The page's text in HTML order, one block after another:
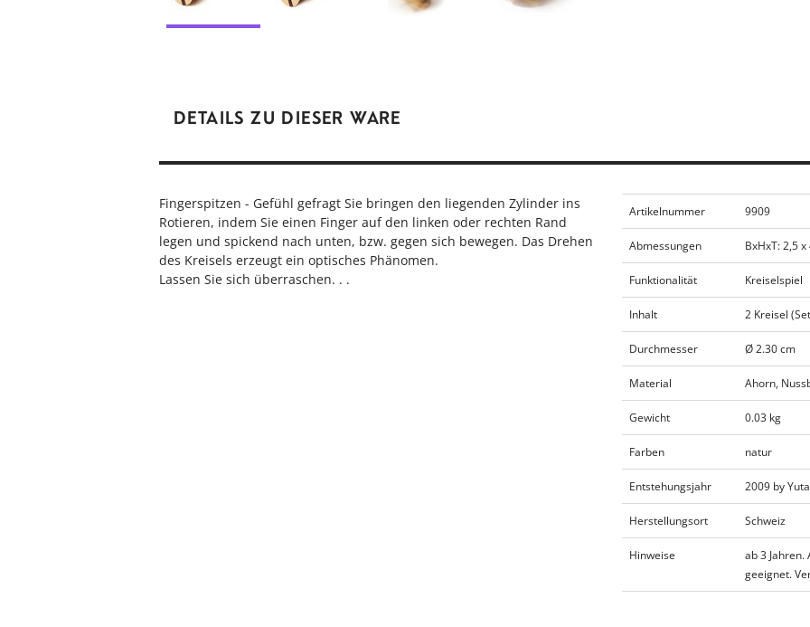
DETAILS ZU DIESER WARE
Fingerspitzen - Gefühl gefragt Sie bringen den liegenden Zylinder ins
Rotieren, indem Sie einen Finger auf den linken oder rechten Rand
legen und spickend nach unten, bzw. gegen sich bewegen. Das Drehen
des Kreisels erzeugt ein optisches Phänomen.
Lassen Sie sich überraschen. . .
Artikelnummer 9909
Abmessungen BxHxT: 2,5
Funktionalität Kreiselspiel
Inhalt 2 Kreisel
Durchmesser Ø 2.30 cm
Material Ahorn,
Gewicht 0.03 kg
Farben natur
Entstehungsjahr 2009 by
Herstellungsort Schweiz
Hinweise
ab 3
geeignet.